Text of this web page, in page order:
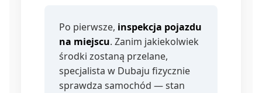
Po pierwsze, inspekcja pojazdu
na miejscu. Zanim jakiekolwiek
środki zostaną przelane,
specjalista w Dubaju fizycznie
sprawdza samochód — stan